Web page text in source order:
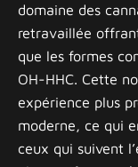
domaine des
retravaillée
que les formes
OH-HHC. Cette
expérience plus
moderne, ce qui
ceux qui suivent